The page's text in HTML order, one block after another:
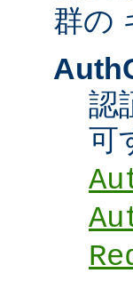
群の
認
可